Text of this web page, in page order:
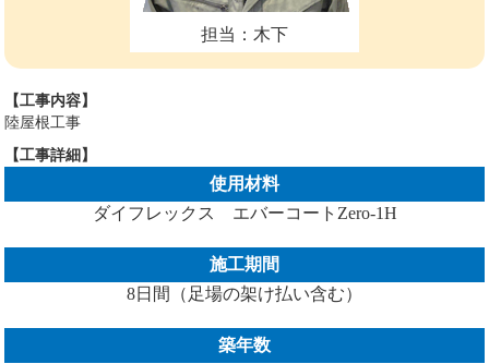
担当：木下
【工事内容】
陸屋根工事
【工事詳細】
使用材料
ダイフレックス エバーコートZero-1H
施工期間
8日間（足場の架け払い含む）
築年数